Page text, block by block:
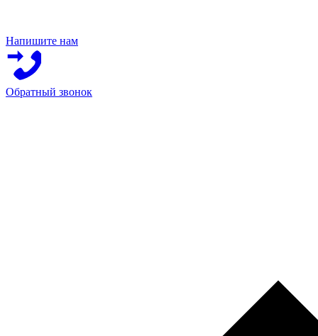
Напишите нам
Обратный звонок